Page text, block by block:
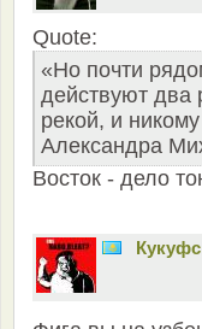
Quote:
«Но почти
действуют два
рекой, и
Александра
Восток - дело
Кукуфс